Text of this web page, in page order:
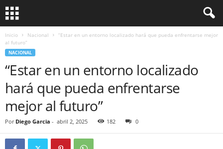
Inicio Nacional
“Estar en un entorno localizado hará que pueda enfrentarse mejor
al futuro”
NACIONAL
“Estar en un entorno localizado
hará que pueda enfrentarse
mejor al futuro”
Por Diego Garcia - abril 2, 2025 182 0